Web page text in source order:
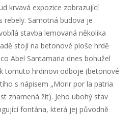
krvavá expozice zobrazující
rebely. Samotná budova je
stavba lemovaná několika
stojí na betonové ploše hrdě
Abel Santamaria dnes bohužel
tomuto hrdinovi odboje (betonové
s nápisem „Morir por la patria
znamená žít). Jeho ubohý stav
fontána, která jej původně